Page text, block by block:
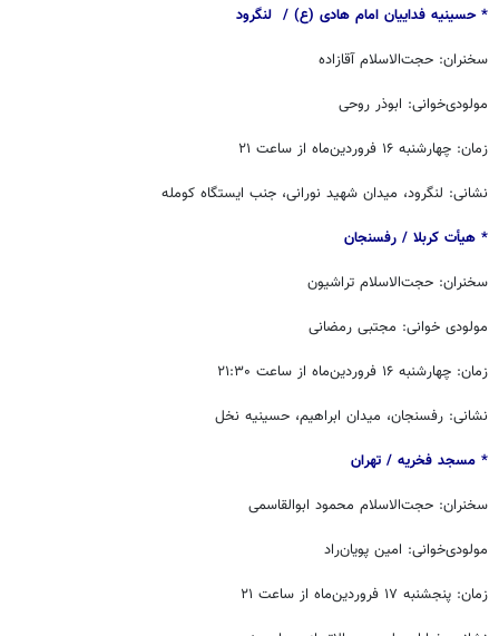
* حسینیه فداییان امام هادی (ع) / ‏ لنگرود
سخنران: حجت‌الاسلام آقازاده
مولودی‌خوانی: ابوذر روحی
زمان: چهارشنبه ۱۶ فروردین‌ماه از ساعت ۲۱
نشانی: لنگرود، میدان شهید نورانی، جنب ایستگاه کومله
* هیأت کربلا / ‏رفسنجان
سخنران: حجت‌الاسلام تراشیون
مولودی خوانی: مجتبی رمضانی
زمان: چهارشنبه ۱۶ فروردین‌ماه از ساعت ۲۱:۳۰
نشانی: رفسنجان، میدان ابراهیم، حسینیه نخل
* مسجد فخریه / ‏تهران
سخنران: حجت‌الاسلام محمود ابوالقاسمی
مولودی‌خوانی: امین پویان‌راد
زمان: پنجشنبه ۱۷ فروردین‌ماه از ساعت ۲۱